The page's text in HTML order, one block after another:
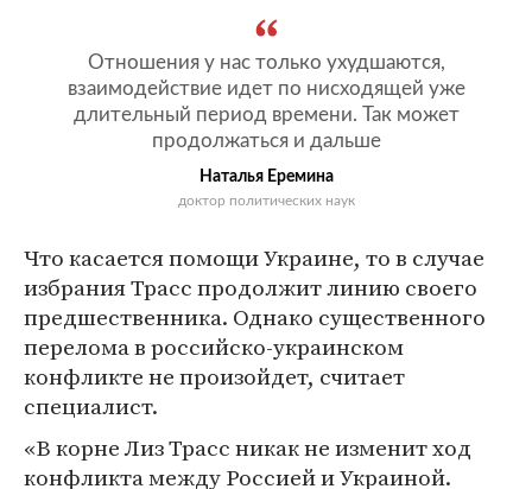
Отношения у нас только ухудшаются,
взаимодействие идет по нисходящей уже
длительный период времени. Так может
продолжаться и дальше
Наталья Еремина
доктор политических наук
Что касается помощи Украине, то в случае
избрания Трасс продолжит линию своего
предшественника. Однако существенного
перелома в российско-украинском
конфликте не произойдет, считает
специалист.
«В корне Лиз Трасс никак не изменит ход
конфликта между Россией и Украиной.